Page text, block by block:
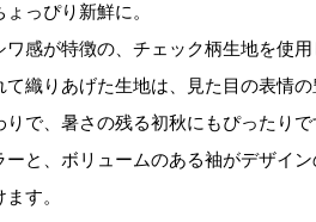
っぴり新鮮に。
感が特徴の、チェック柄生地を使用
織りあげた生地は、見た目の表情
で、暑さの残る初秋にもぴったりで
と、ボリュームのある袖がデザイ
す。